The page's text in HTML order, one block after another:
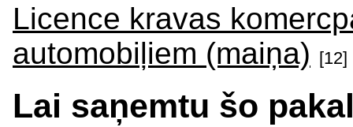
Licence kravas
automobiļiem (maiņa) [12]
Lai saņemtu šo